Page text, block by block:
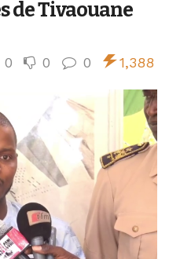
de Tivaouane
0 0 0 1,388